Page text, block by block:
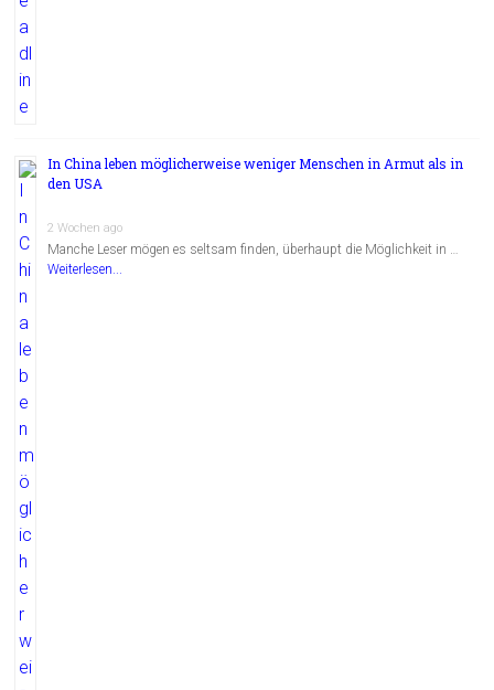
In China leben möglicherweise weniger Menschen in Armut als in
den USA
2 Wochen ago
Manche Leser mögen es seltsam finden, überhaupt die Möglichkeit in …
Weiterlesen...